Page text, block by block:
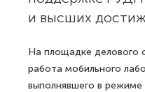
и высших
На площадке делового
работа мобильного
выполнявшего в